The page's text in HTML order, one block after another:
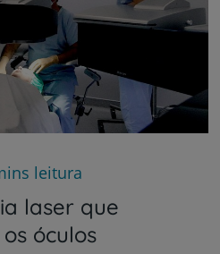
leitura
laser que
óculos